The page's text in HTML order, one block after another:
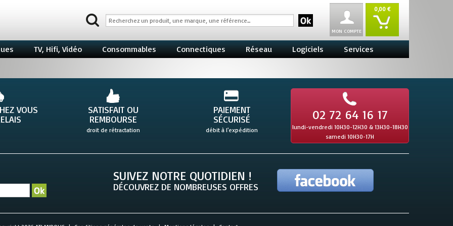
0,00 €
MON COMPTE
TV, Hifi, Vidéo Consommables Connectiques Réseau Logiciels Services
VOUS
SATISFAIT OU
REMBOURSE
droit de rétractation
PAIEMENT
SÉCURISÉ
débit à l'expédition
02 72 64 16 17
lundi-vendredi 10H30-12H30 & 13H30-18H30
samedi 10H30-17H
SUIVEZ NOTRE QUOTIDIEN !
DÉCOUVREZ DE NOMBREUSES OFFRES